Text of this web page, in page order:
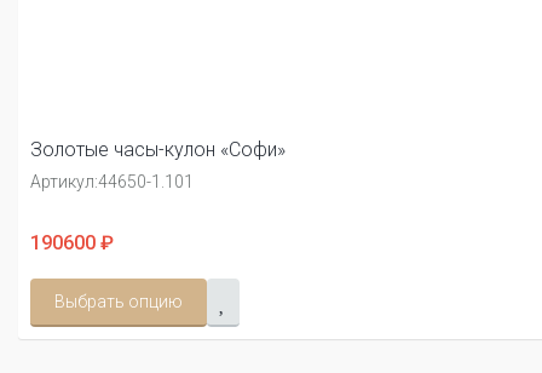
Золотые часы-кулон «Софи»
Артикул:44650-1.101
190600 ₽
Выбрать опцию